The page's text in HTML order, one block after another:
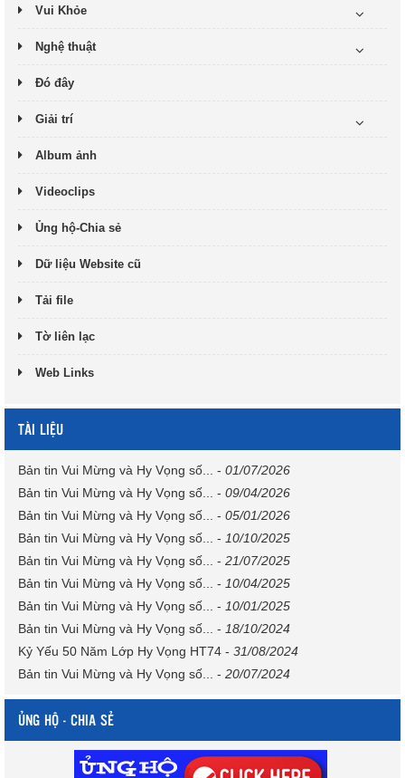
Vui Khỏe
Nghệ thuật
Đó đây
Giải trí
Album ảnh
Videoclips
Ủng hộ-Chia sẻ
Dữ liệu Website cũ
Tải file
Tờ liên lạc
Web Links
TÀI LIỆU
Bản tin Vui Mừng và Hy Vọng số... - 01/07/2026
Bản tin Vui Mừng và Hy Vọng số... - 09/04/2026
Bản tin Vui Mừng và Hy Vọng số... - 05/01/2026
Bản tin Vui Mừng và Hy Vọng số... - 10/10/2025
Bản tin Vui Mừng và Hy Vọng số... - 21/07/2025
Bản tin Vui Mừng và Hy Vọng số... - 10/04/2025
Bản tin Vui Mừng và Hy Vọng số... - 10/01/2025
Bản tin Vui Mừng và Hy Vọng số... - 18/10/2024
Kỷ Yếu 50 Năm Lớp Hy Vọng HT74 - 31/08/2024
Bản tin Vui Mừng và Hy Vọng số... - 20/07/2024
ỦNG HỘ - CHIA SẺ